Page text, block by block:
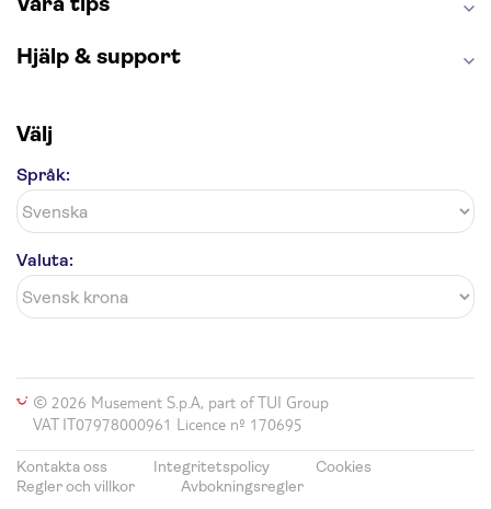
Hjälp & support
Välj
Språk:
Valuta:
© 2026 Musement S.p.A, part of TUI Group
VAT IT07978000961 Licence nº 170695
Kontakta oss Integritetspolicy
Cookies
Regler och villkor
Avbokningsregler